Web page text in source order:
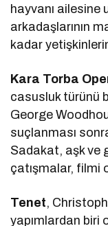
hayvanı ailesine
arkadaşlarının
kadar
Kara Torba
casusluk türünü
George
suçlanması
Sadakat, aşk ve
çatışmalar, filmi
Tenet,
yapımlardan biri